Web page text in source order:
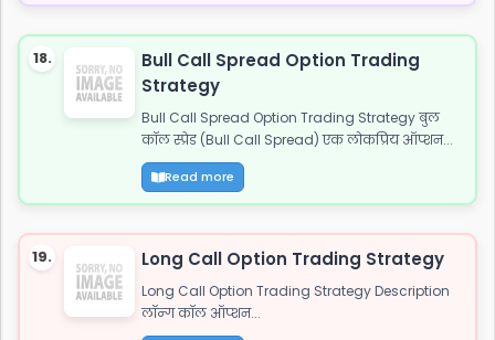
18.
Bull Call Spread Option Trading
Strategy
Bull Call Spread Option Trading Strategy बुल
कॉल स्प्रेड (Bull Call Spread) एक लोकप्रिय ऑप्शन...
Read more
19. Long Call Option Trading Strategy
Long Call Option Trading Strategy Description
लॉन्ग कॉल ऑप्शन...